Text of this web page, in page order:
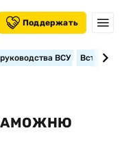
Поддержать
ВСУ